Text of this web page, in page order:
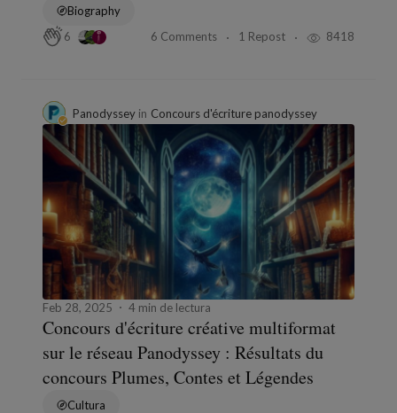
Biography
6
6 Comments 1 Repost 8418
Panodyssey in Concours d'écriture panodyssey
Feb 28, 2025 4 min de lectura
Concours d'écriture créative multiformat
sur le réseau Panodyssey : Résultats du
concours Plumes, Contes et Légendes
Cultura